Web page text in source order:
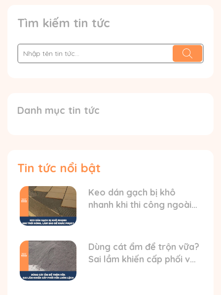
Tìm kiếm tin tức
Danh mục tin tức
Tin tức nổi bật
Keo dán gạch bị khô
nhanh khi thi công ngoài
Dùng cát ẩm để trộn vữa?
Sai lầm khiến cấp phối vữa